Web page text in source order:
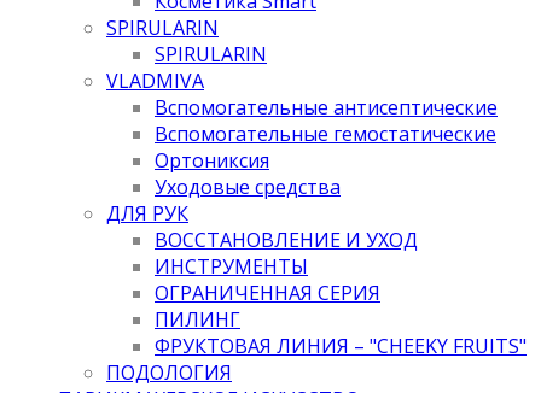
SPIRULARIN
SPIRULARIN
VLADMIVA
Вспомогательные антисептические
Вспомогательные гемостатические
Ортониксия
Уходовые средства
ДЛЯ РУК
ВОССТАНОВЛЕНИЕ И УХОД
ИНСТРУМЕНТЫ
ОГРАНИЧЕННАЯ СЕРИЯ
ПИЛИНГ
ФРУКТОВАЯ ЛИНИЯ – "CHEEKY FRUITS"
ПОДОЛОГИЯ